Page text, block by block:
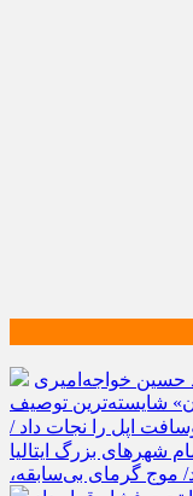
حسین خواجه‌امیری
شایسته‌ترین توصیف
اپل را نجات داد /
شهرهای بزرگ ایتالیا
موج گرمای بی‌سابقه،